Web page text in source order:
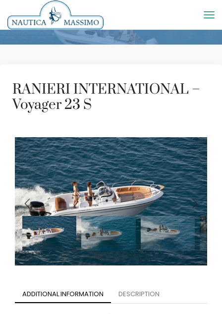
RANIERI INTERNATIONAL –
Voyager 23 S
ADDITIONAL INFORMATION DESCRIPTION